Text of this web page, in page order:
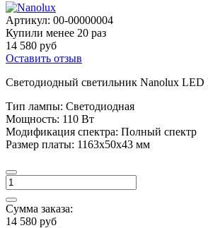
Артикул: 00-00000004
Купили менее 20 раз
14 580 руб
Оставить отзыв
Светодиодный светильник Nanolux LED
Тип лампы: Светодиодная
Мощность: 110 Вт
Модификация спектра: Полный спектр
Размер платы: 1163x50x43 мм
Сумма заказа:
14 580 руб